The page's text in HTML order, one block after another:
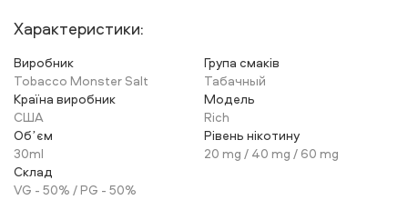
Характеристики:
Виробник
Tobacco Monster Salt
Група смаків
Табачный
Країна виробник
США
Модель
Rich
Обʼєм
30ml
Рівень нікотину
20 mg / 40 mg / 60 mg
Склад
VG - 50% / PG - 50%